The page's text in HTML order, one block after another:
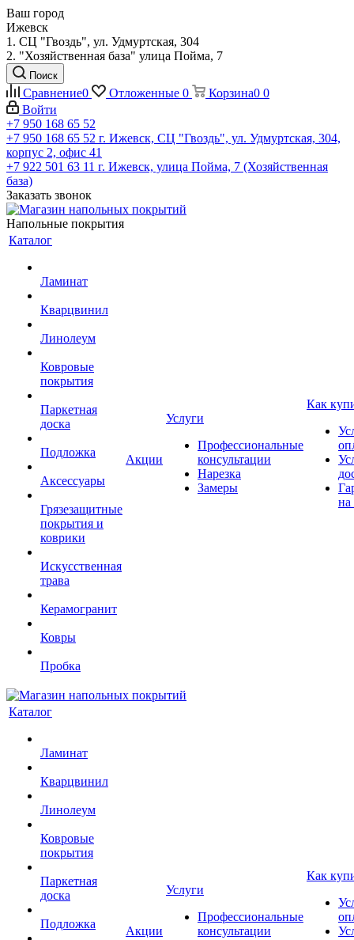
Ваш город
Ижевск
1. СЦ "Гвоздь", ул. Удмуртская, 304
2. "Хозяйственная база" улица Пойма, 7
Поиск
Сравнение0 Отложенные 0 Корзина0 0
Войти
+7 950 168 65 52
+7 950 168 65 52 г. Ижевск, СЦ "Гвоздь", ул. Удмуртская, 304,
корпус 2, офис 41
+7 922 501 63 11 г. Ижевск, улица Пойма, 7 (Хозяйственная
база)
Заказать звонок
Напольные покрытия
Каталог
Ламинат
Кварцвинил
Линолеум
Ковровые
покрытия
Паркетная
доска
Подложка
Аксессуары
Грязезащитные
покрытия и
коврики
Искусственная
трава
Керамогранит
Ковры
Пробка
Акции
Услуги
Профессиональные
консультации
Нарезка
Замеры
Как
на
Каталог
Ламинат
Кварцвинил
Линолеум
Ковровые
покрытия
Паркетная
доска
Подложка
Акции
Услуги
Профессиональные
консультации
Как